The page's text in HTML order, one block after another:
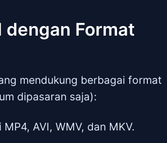
Format
mendukung berbagai format
dipasaran saja):
AVI, WMV, dan MKV.